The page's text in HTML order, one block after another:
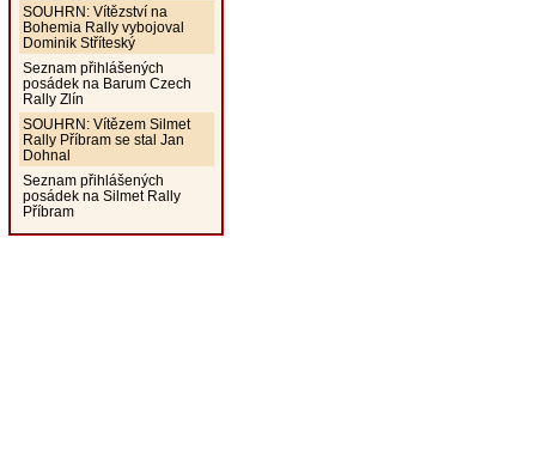
SOUHRN: Vítězství na
Bohemia Rally vybojoval
Dominik Stříteský
Seznam přihlášených
posádek na Barum Czech
Rally Zlín
SOUHRN: Vítězem Silmet
Rally Příbram se stal Jan
Dohnal
Seznam přihlášených
posádek na Silmet Rally
Příbram